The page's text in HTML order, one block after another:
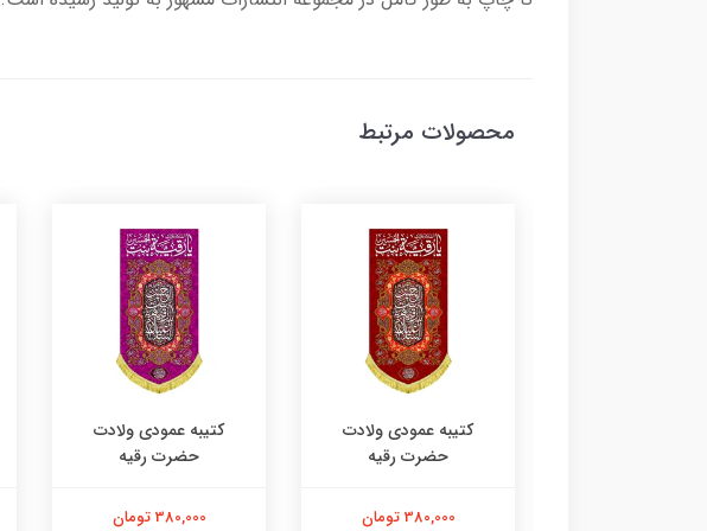
محصولات مرتبط
کتیبه عمودی ولادت
حضرت رقیه
380,000 تومان
کتیبه عمودی ولادت
حضرت رقیه
380,000 تومان